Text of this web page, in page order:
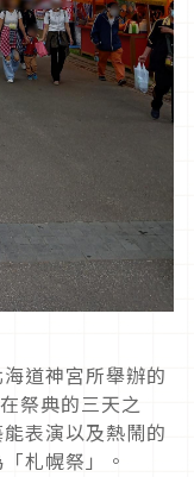
道神宮所舉辦的
祭典的三天之
表演以及熱鬧的
札幌祭」。